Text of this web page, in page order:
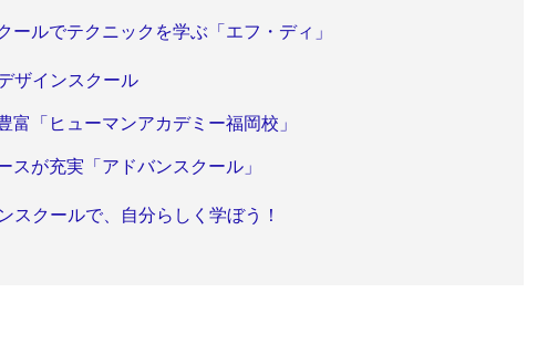
ールでテクニックを学ぶ「エフ・ディ」
ザインスクール
富「ヒューマンアカデミー福岡校」
スが充実「アドバンスクール」
スクールで、自分らしく学ぼう！